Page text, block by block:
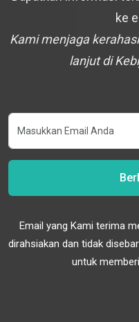
ke
Kami menjaga
lanjut di
Email yang Kami terima
dirahsiakan dan tidak
untuk